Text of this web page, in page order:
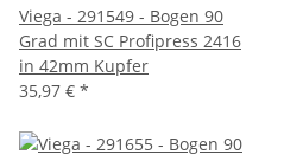
Viega - 291549 - Bogen 90
Grad mit SC Profipress 2416
in 42mm Kupfer
35,97 € *